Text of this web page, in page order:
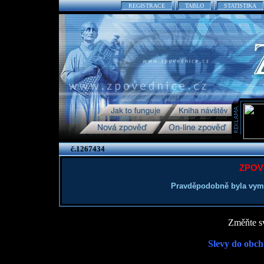
REGISTRACE TABLO STATISTIKA
č.1267434
Pravděpodobně byla
Změňte
Slevy do